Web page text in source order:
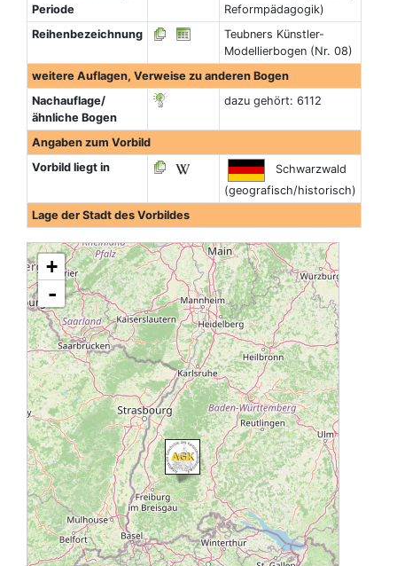
Periode
Reformpädagogik)
Reihenbezeichnung
Teubners Künstler-
Modellierbogen (Nr. 08)
weitere Auflagen, Verweise zu anderen Bogen
Nachauflage/
ähnliche Bogen
dazu gehört: 6112
Angaben zum Vorbild
Vorbild liegt in
Schwarzwald
(geografisch/historisch)
Lage der Stadt des Vorbildes
+
-